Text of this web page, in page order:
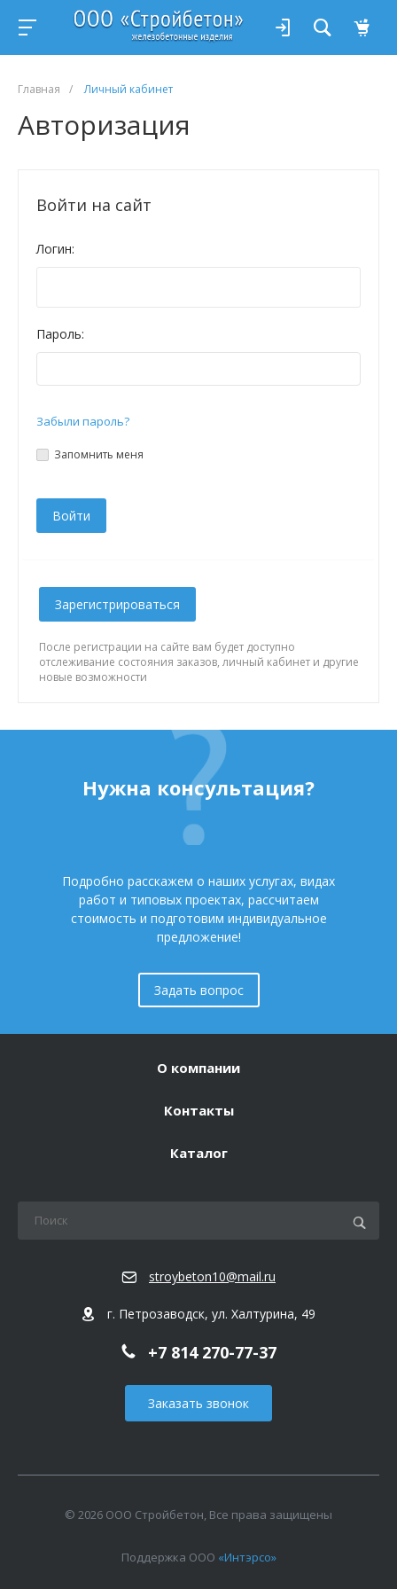
Главная / Личный кабинет
Авторизация
Войти на сайт
Логин:
Пароль:
Забыли пароль?
Запомнить меня
Зарегистрироваться
После регистрации на сайте вам будет доступно
отслеживание состояния заказов, личный кабинет и другие
новые возможности
Нужна консультация?
Подробно расскажем о наших услугах, видах
работ и типовых проектах, рассчитаем
стоимость и подготовим индивидуальное
предложение!
Задать вопрос
О компании
Контакты
Каталог
stroybeton10@mail.ru
г. Петрозаводск, ул. Халтурина, 49
+7 814 270-77-37
Заказать звонок
© 2026 ООО Стройбетон, Все права защищены
Поддержка ООО «Интэрсо»